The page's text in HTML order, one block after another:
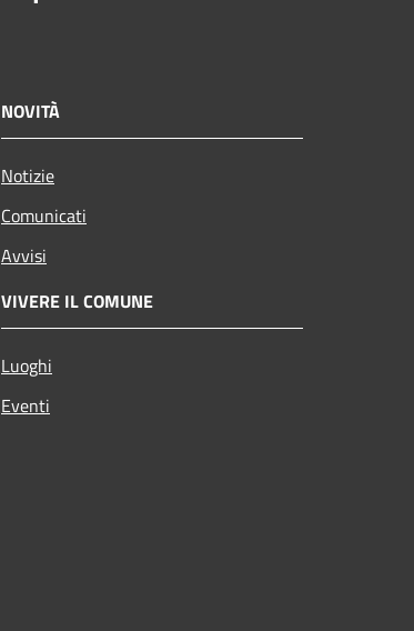
NOVITÀ
Notizie
Comunicati
Avvisi
VIVERE IL COMUNE
Luoghi
Eventi